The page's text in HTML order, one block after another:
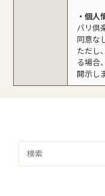
・個人
バリ倶
同意な
ただし
る場合
開示し